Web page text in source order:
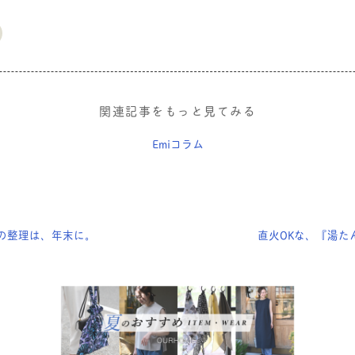
関連記事をもっと見てみる
Emiコラム
整理は、年末に。 直火OKな、『湯た